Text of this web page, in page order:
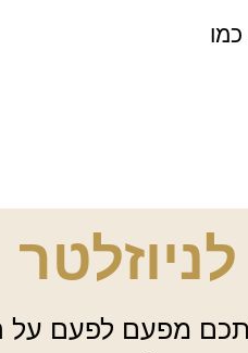
מפעם לפעם על